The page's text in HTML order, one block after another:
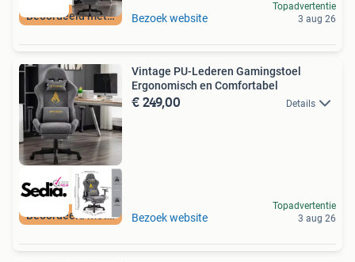
Beoordeeld met 9+ Bezoek website
Topadvertentie
3 aug 26
Beoordeeld met 9+
Vintage PU-Lederen Gamingstoel
Ergonomisch en Comfortabel
€ 249,00 Details
Bezoek website
Topadvertentie
3 aug 26